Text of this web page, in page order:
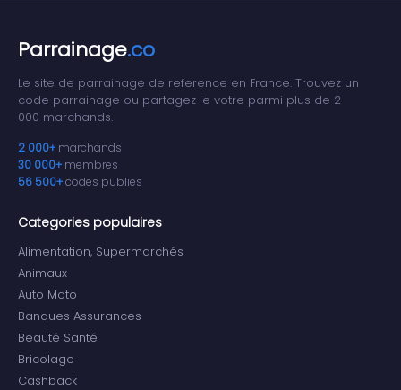
Parrainage.co
Le site de parrainage de reference en France. Trouvez un
code parrainage ou partagez le votre parmi plus de 2
000 marchands.
2 000+ marchands
30 000+ membres
56 500+codes publies
Categories populaires
Alimentation, Supermarchés
Animaux
Auto Moto
Banques Assurances
Beauté Santé
Bricolage
Cashback